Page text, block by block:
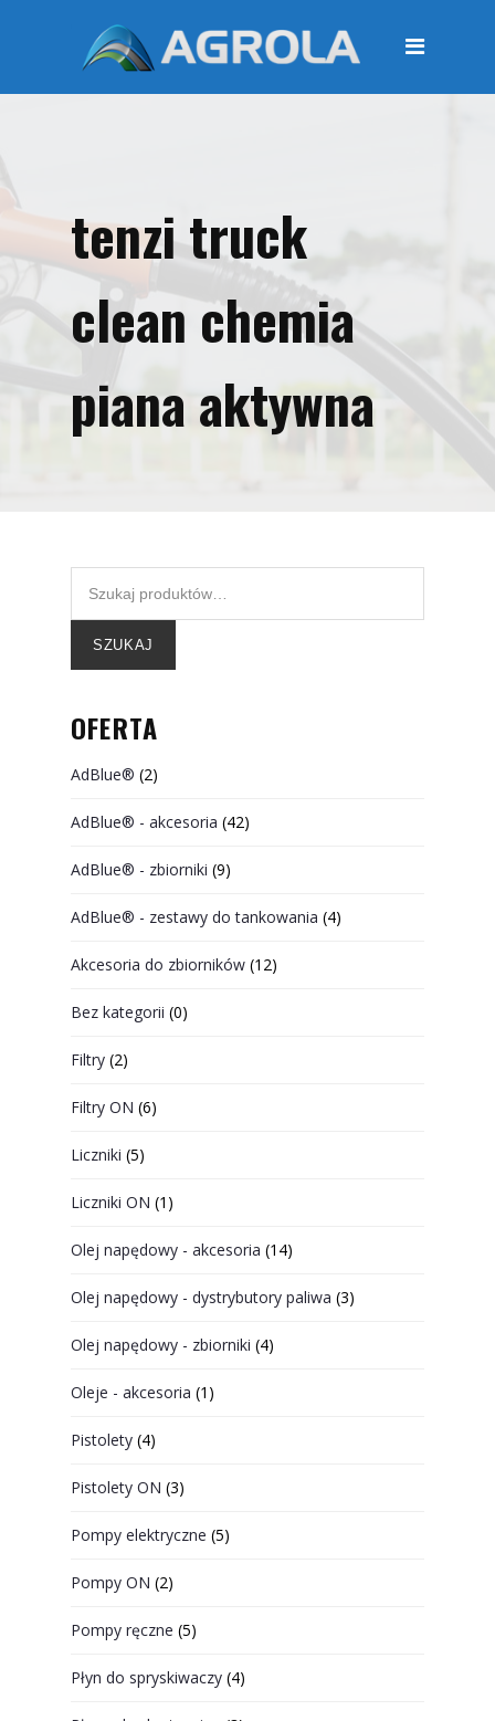
STRONA GŁÓWNA
OFERTA
Moje konto
KOSZYK
Płatności i przesyłki
tenzi truck
clean chemia
piana aktywna
SZUKAJ
OFERTA
AdBlue® (2)
AdBlue® - akcesoria (42)
AdBlue® - zbiorniki (9)
AdBlue® - zestawy do tankowania (4)
Akcesoria do zbiorników (12)
Bez kategorii (0)
Filtry (2)
Filtry ON (6)
Liczniki (5)
Liczniki ON (1)
Olej napędowy - akcesoria (14)
Olej napędowy - dystrybutory paliwa (3)
Olej napędowy - zbiorniki (4)
Oleje - akcesoria (1)
Pistolety (4)
Pistolety ON (3)
Pompy elektryczne (5)
Pompy ON (2)
Pompy ręczne (5)
Płyn do spryskiwaczy (4)